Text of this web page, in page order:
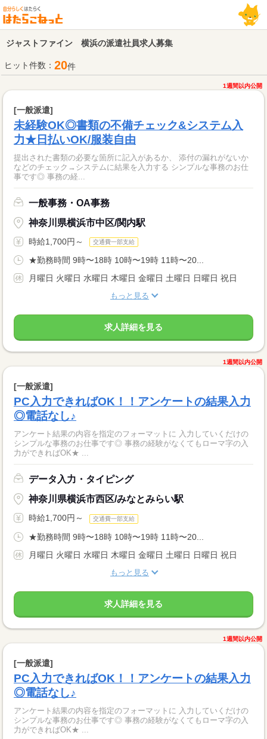
ジャストファイン 横浜の派遣社員求人募集
ヒット件数： 20件
1週間以内公開
[一般派遣]
未経験OK◎書類の不備チェック&システム入
力★日払いOK/服装自由
提出された書類の必要な箇所に記入があるか、 添付の漏れがないか
などのチェック→システムに結果を入力する シンプルな事務のお仕
事です◎ 事務の経...
一般事務・OA事務
神奈川県横浜市中区/関内駅
時給1,700円～ 交通費一部支給
★勤務時間 9時〜18時 10時〜19時 11時〜20...
月曜日 火曜日 水曜日 木曜日 金曜日 土曜日 日曜日 祝日
もっと見る
求人詳細を見る
1週間以内公開
[一般派遣]
PC入力できればOK！！アンケートの結果入力
◎電話なし♪
アンケート結果の内容を指定のフォーマットに 入力していくだけの
シンプルな事務のお仕事です◎ 事務の経験がなくてもローマ字の入
力ができればOK★ ...
データ入力・タイピング
神奈川県横浜市西区/みなとみらい駅
時給1,700円～ 交通費一部支給
★勤務時間 9時〜18時 10時〜19時 11時〜20...
月曜日 火曜日 水曜日 木曜日 金曜日 土曜日 日曜日 祝日
もっと見る
求人詳細を見る
1週間以内公開
[一般派遣]
PC入力できればOK！！アンケートの結果入力
◎電話なし♪
アンケート結果の内容を指定のフォーマットに 入力していくだけの
シンプルな事務のお仕事です◎ 事務の経験がなくてもローマ字の入
力ができればOK★ ...